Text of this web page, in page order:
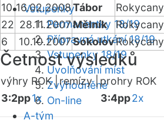
Vstupenky
Permanentky 18/19
Přípravná utkání 18/19
Vstupenky 18/19
Uvolňování míst
Zvýhodněné
On-line
A-tým
10 16.02.2008Tábor Rokycany
22 28.11.2007Mělník Rokycany
6
10.10.2007SokolovRokycany
Četnost výsledků
výhry ROK |remízy |prohry ROK
3:2pp1x 3:4pp2x